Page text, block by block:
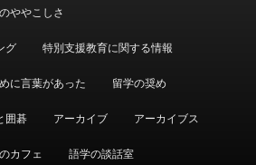
ややこしさ
グ 特別支援教育に関する情報
に言葉があった 留学の奨め
囲碁 アーカイブ アーカイブス
カフェ 語学の談話室